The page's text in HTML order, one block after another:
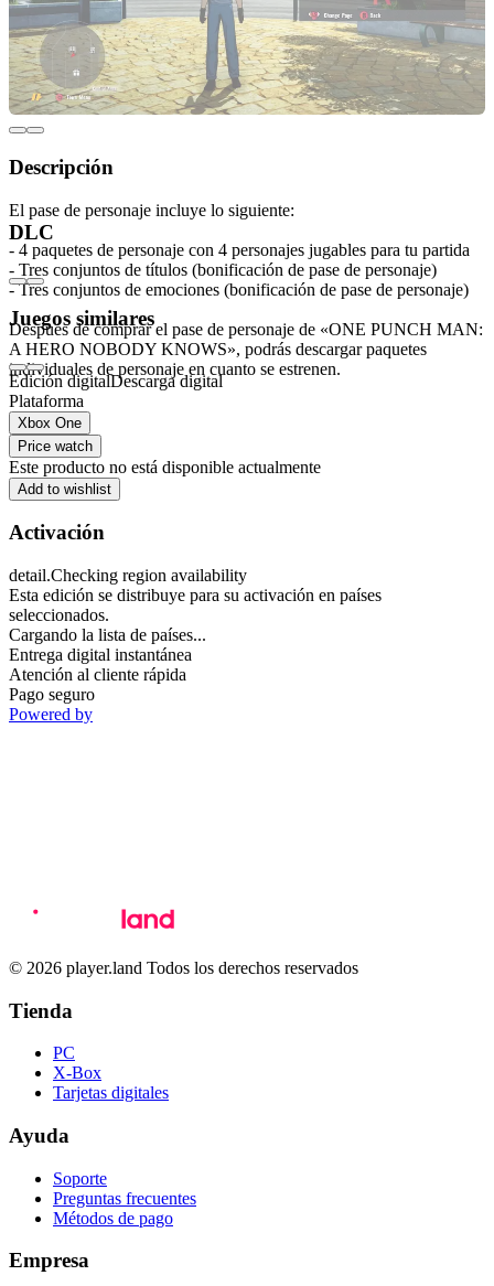
Descripción
El pase de personaje incluye lo siguiente:
- 4 paquetes de personaje con 4 personajes jugables para tu partida
- Tres conjuntos de títulos (bonificación de pase de personaje)
- Tres conjuntos de emociones (bonificación de pase de personaje)
Después de comprar el pase de personaje de «ONE PUNCH MAN:
A HERO NOBODY KNOWS», podrás descargar paquetes
individuales de personaje en cuanto se estrenen.
DLC
Juegos similares
Edición digitalDescarga digital
Plataforma
Xbox One
Price watch
Este producto no está disponible actualmente
Add to wishlist
Activación
detail.Checking region availability
Esta edición se distribuye para su activación en países
seleccionados.
Cargando la lista de países...
Entrega digital instantánea
Atención al cliente rápida
Pago seguro
Powered by
© 2026 player.land Todos los derechos reservados
Tienda
PC
X-Box
Tarjetas digitales
Ayuda
Soporte
Preguntas frecuentes
Métodos de pago
Empresa